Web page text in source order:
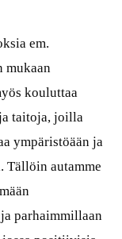
em.
mukaan
kouluttaa
taitoja, joilla
ympäristöään ja
Tällöin autamme
parhaimmillaan